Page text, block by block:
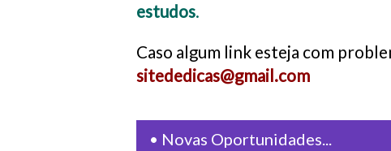
estudos.
Caso algum link esteja com
sitededicas@gmail.com
• Novas Oportunidades...